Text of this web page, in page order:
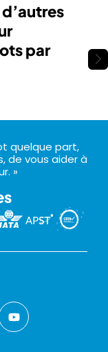
par
quelque part,
de vous aider à
»